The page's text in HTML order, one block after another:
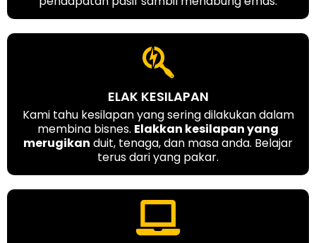
ELAK KESILAPAN
Kami tahu kesilapan yang sering dilakukan dalam
membina bisnes. Elakkan kesilapan yang
merugikan duit, tenaga, dan masa anda. Belajar
terus dari yang pakar.